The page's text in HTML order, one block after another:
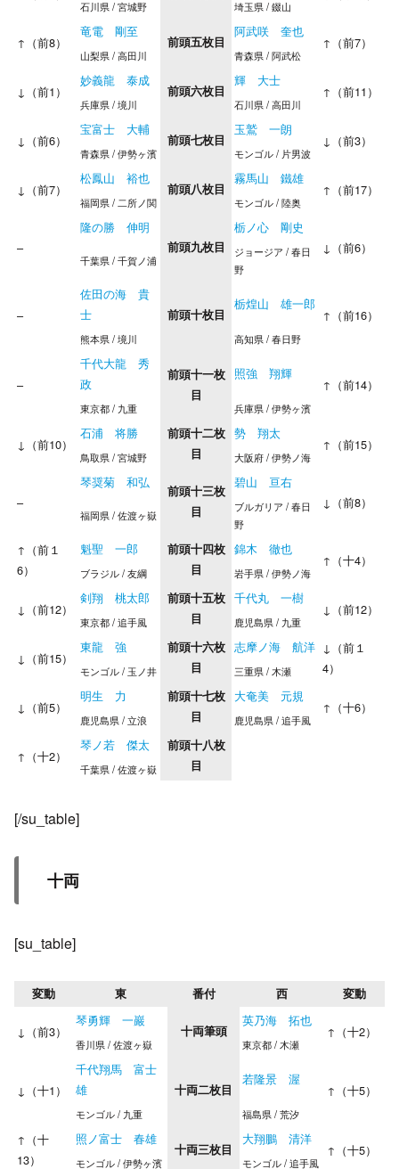
石川県 / 宮城野 埼玉県 / 錣山
↑（前8）
竜電 剛至
前頭五枚目
阿武咲 奎也
↑（前7）
山梨県 / 高田川 青森県 / 阿武松
↓（前1）
妙義龍 泰成
前頭六枚目
輝 大士
↑（前11）
兵庫県 / 境川 石川県 / 高田川
↓（前6）
宝富士 大輔
前頭七枚目
玉鷲 一朗
↓（前3）
青森県 / 伊勢ヶ濱 モンゴル / 片男波
↓（前7）
松鳳山 裕也
前頭八枚目
霧馬山 鐵雄
↑（前17）
福岡県 / 二所ノ関 モンゴル / 陸奥
–
隆の勝 伸明
前頭九枚目
栃ノ心 剛史
↓（前6）
千葉県 / 千賀ノ浦
ジョージア / 春日
野
–
佐田の海 貴
士
前頭十枚目
栃煌山 雄一郎
↑（前16）
熊本県 / 境川 高知県 / 春日野
–
千代大龍 秀
政
前頭十一枚
目
照強 翔輝
↑（前14）
東京都 / 九重 兵庫県 / 伊勢ヶ濱
↓（前10）
石浦 将勝
前頭十二枚
目
勢 翔太
↑（前15）
鳥取県 / 宮城野 大阪府 / 伊勢ノ海
–
琴奨菊 和弘
前頭十三枚
目
碧山 亘右
↓（前8）
福岡県 / 佐渡ヶ嶽
ブルガリア / 春日
野
↑（前１
6）
魁聖 一郎
前頭十四枚
目
錦木 徹也
↑（十4）
ブラジル / 友綱 岩手県 / 伊勢ノ海
↓（前12）
剣翔 桃太郎
前頭十五枚
目
千代丸 一樹
↓（前12）
東京都 / 追手風 鹿児島県 / 九重
↓（前15）
東龍 強
前頭十六枚
目
志摩ノ海 航洋
↓（前１
4）
モンゴル / 玉ノ井 三重県 / 木瀬
↓（前5）
明生 力
前頭十七枚
目
大奄美 元規
↑（十6）
鹿児島県 / 立浪 鹿児島県 / 追手風
↑（十2）
琴ノ若 傑太
前頭十八枚
目
千葉県 / 佐渡ヶ嶽
[/su_table]
十両
[su_table]
変動 東 番付 西 変動
↓（前3）
琴勇輝 一巖
十両筆頭
英乃海 拓也
↑（十2）
香川県 / 佐渡ヶ嶽 東京都 / 木瀬
↓（十1）
千代翔馬 富士
雄
十両二枚目
若隆景 渥
↑（十5）
モンゴル / 九重 福島県 / 荒汐
↑（十
13）
照ノ富士 春雄
十両三枚目
大翔鵬 清洋
↑（十5）
モンゴル / 伊勢ヶ濱 モンゴル / 追手風